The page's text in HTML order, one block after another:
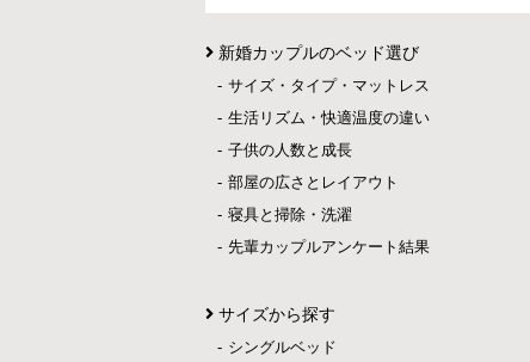
新婚カップルのベッド選び
サイズ・タイプ・マットレス
生活リズム・快適温度の違い
子供の人数と成長
部屋の広さとレイアウト
寝具と掃除・洗濯
先輩カップルアンケート結果
サイズから探す
シングルベッド